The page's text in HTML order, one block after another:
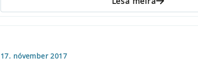
17. nóvember 2017